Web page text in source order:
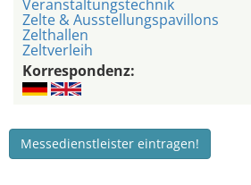
Veranstaltungstechnik
Zelte & Ausstellungspavillons
Zelthallen
Zeltverleih
Korrespondenz:
Messedienstleister eintragen!